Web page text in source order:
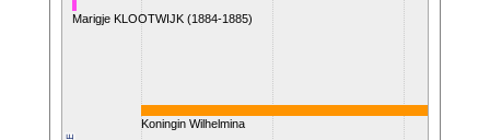
Koningin Wilhelmina
Marigje KLOOTWIJK (1884-1885)